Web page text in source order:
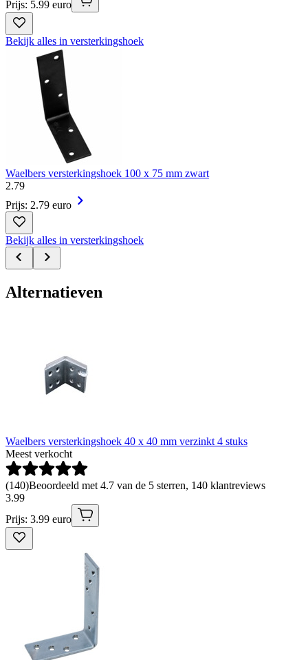
Prijs: 5.99 euro
Bekijk alles in versterkingshoek
Waelbers versterkingshoek 100 x 75 mm zwart
2.79
Prijs: 2.79 euro
Bekijk alles in versterkingshoek
Alternatieven
Waelbers versterkingshoek 40 x 40 mm verzinkt 4 stuks
Meest verkocht
(140)Beoordeeld met 4.7 van de 5 sterren, 140 klantreviews
3.99
Prijs: 3.99 euro